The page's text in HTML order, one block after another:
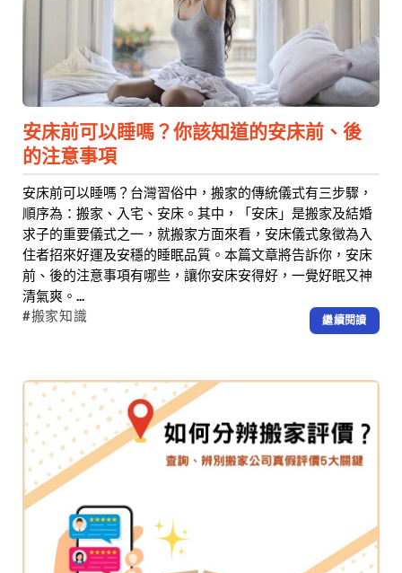
安床前可以睡嗎？你該知道的安床前、後
的注意事項
安床前可以睡嗎？台灣習俗中，搬家的傳統儀式有三步驟，
順序為：搬家、入宅、安床。其中，「安床」是搬家及結婚
求子的重要儀式之一，就搬家方面來看，安床儀式象徵為入
住者招來好運及安穩的睡眠品質。本篇文章將告訴你，安床
前、後的注意事項有哪些，讓你安床安得好，一覺好眠又神
清氣爽。...
#搬家知識
繼續閱讀